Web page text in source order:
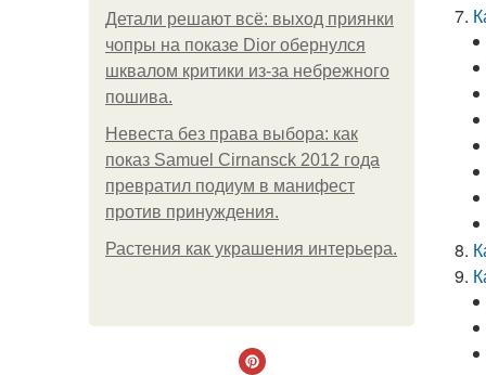
Детали решают всё: выход приянки
чопры на показе Dior обернулся
шквалом критики из-за небрежного
пошива.
Невеста без права выбора: как
показ Samuel Cirnansck 2012 года
превратил подиум в манифест
против принуждения.
Растения как украшения интерьера.